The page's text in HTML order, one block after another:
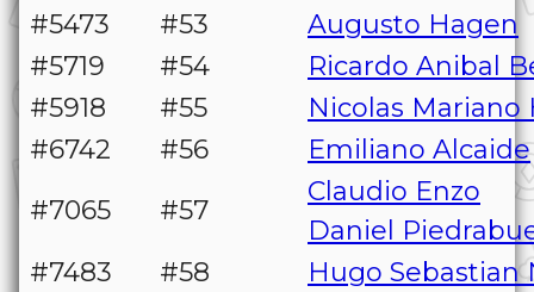
#5473
#53
Augusto Hagen
#5719
#54
Ricardo Anibal
#5918
#55
Nicolas Mariano
#6742
#56
Emiliano Alcaide
#7065
#57
Claudio Enzo
Daniel
#7483
#58
Hugo Sebastian